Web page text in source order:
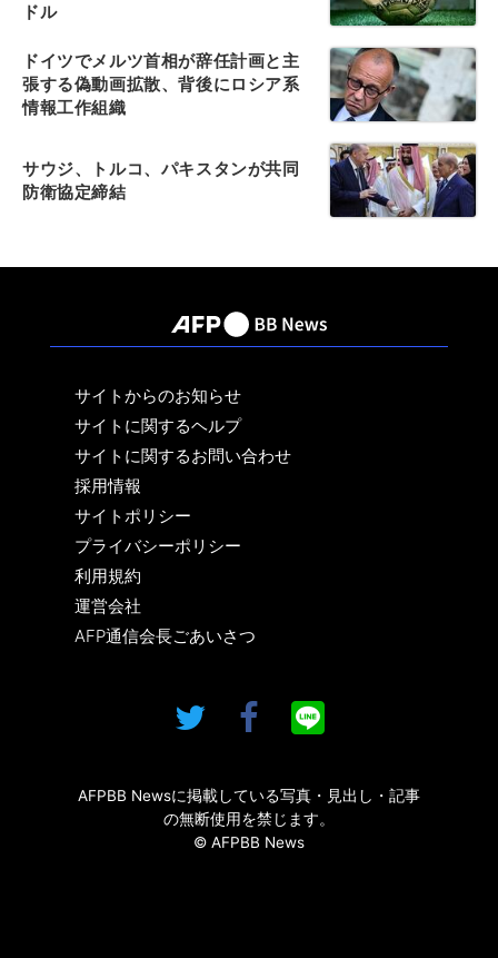
ドル
ドイツでメルツ首相が辞任計画と主
張する偽動画拡散、背後にロシア系
情報工作組織
サウジ、トルコ、パキスタンが共同
防衛協定締結
サイトからのお知らせ
サイトに関するヘルプ
サイトに関するお問い合わせ
採用情報
サイトポリシー
プライバシーポリシー
利用規約
運営会社
AFP通信会長ごあいさつ
AFPBB Newsに掲載している写真・見出し・記事
の無断使用を禁じます。
© AFPBB News